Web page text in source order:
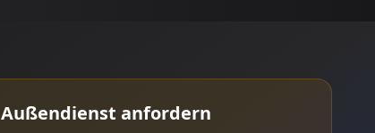
Außendienst anfordern